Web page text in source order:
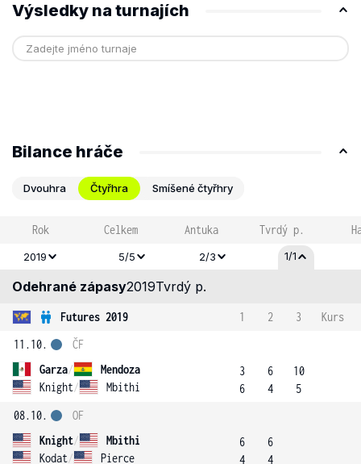
Výsledky na turnajích
Bilance hráče
Dvouhra Čtyřhra Smíšené čtyřhry
Rok Celkem Antuka Tvrdý p.
2019 5/5 2/3 1/1
Odehrané zápasy2019Tvrdý p.
Futures 2019 1 2 3
Kurs
11.10.
Garza/
Mendoza
Knight/ Mbithi
ČF
3
6
6
4
10
5
08.10.
Knight/
Mbithi
Kodat/ Pierce
OF
6
4
6
4